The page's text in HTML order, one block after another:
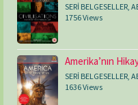
SERİ BELGESELLER
1756 Views
Amerika’nın
SERİ BELGESELLER
1636 Views